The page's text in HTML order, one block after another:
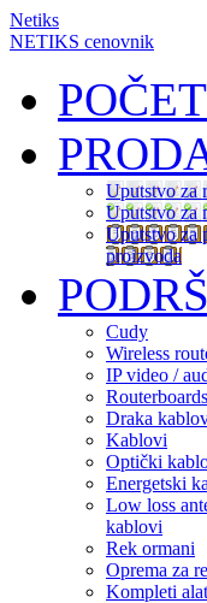
Netiks
NETIKS cenovnik
Uputstvo za
Uputstvo za
Uputstvo za
proizvoda
Cudy
Wireless
IP video /
Routerboards
Draka
Kablovi
Optički
Energetski
Low loss
kablovi
Rek ormani
Oprema za
Kompleti